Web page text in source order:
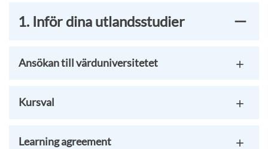
1. Inför dina utlandsstudier
Ansökan till värduniversitetet
Kursval
Learning agreement